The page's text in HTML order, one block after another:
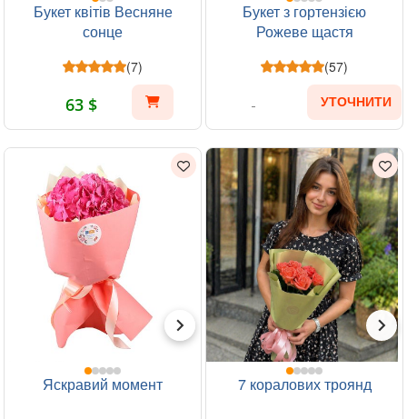
Букет квітів Весняне
сонце
(7)
63 $
Букет з гортензією
Рожеве щастя
(57)
УТОЧНИТИ
Яскравий момент 7 коралових троянд